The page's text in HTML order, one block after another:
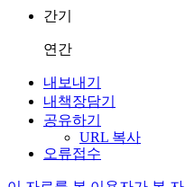
간기
연간
내보내기
내책장담기
공유하기
URL 복사
오류접수